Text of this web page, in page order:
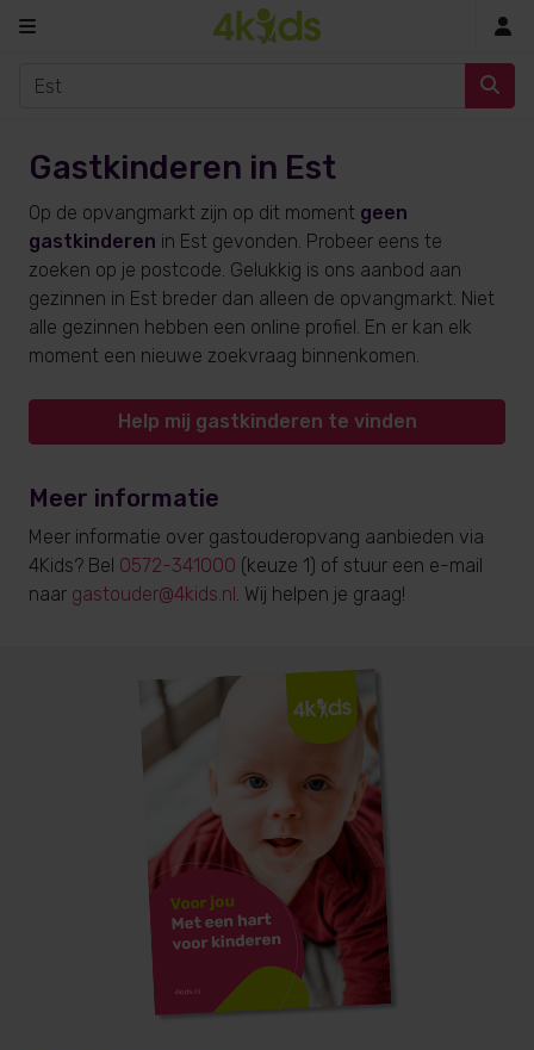
Gastkinderen in Est
Op de opvangmarkt zijn op dit moment geen
gastkinderen in Est gevonden. Probeer eens te
zoeken op je postcode. Gelukkig is ons aanbod aan
gezinnen in Est breder dan alleen de opvangmarkt. Niet
alle gezinnen hebben een online profiel. En er kan elk
moment een nieuwe zoekvraag binnenkomen.
Help mij gastkinderen te vinden
Meer informatie
Meer informatie over gastouderopvang aanbieden via
4Kids? Bel 0572-341000 (keuze 1) of stuur een e-mail
naar gastouder@4kids.nl. Wij helpen je graag!